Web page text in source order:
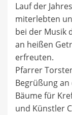
Lauf der
miterlebten
bei der Musik
an heißen
erfreuten.
Pfarrer
Begrüßung
Bäume für
und Künstler